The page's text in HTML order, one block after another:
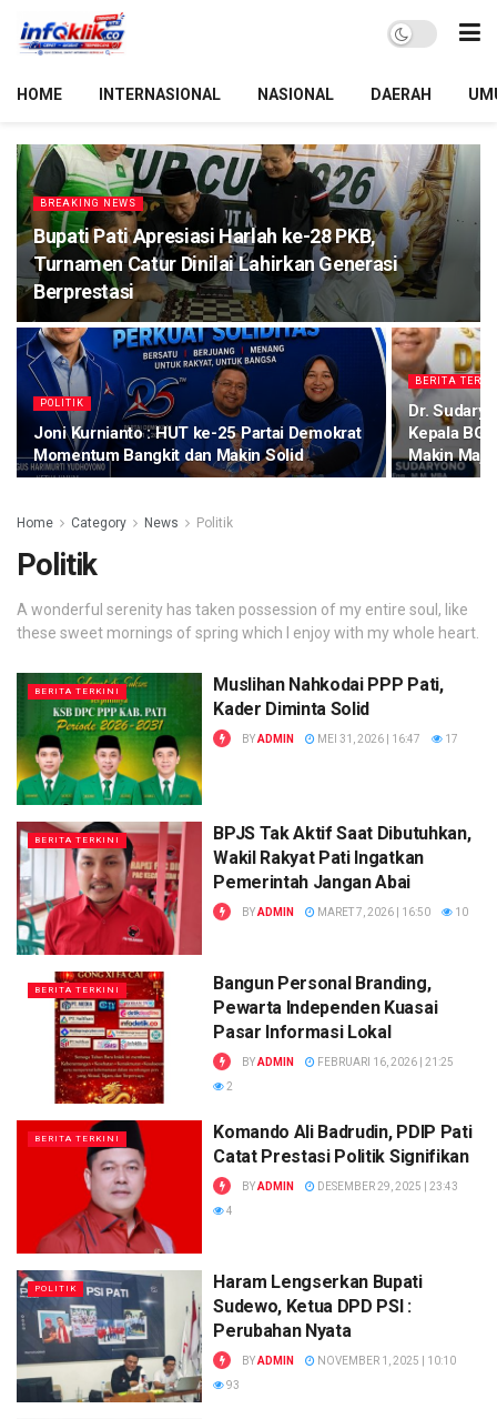
HOME INTERNASIONAL NASIONAL DAERAH
BREAKING NEWS
Bupati Pati Apresiasi Harlah ke-28 PKB,
Turnamen Catur Dinilai Lahirkan Generasi
Berprestasi
POLITIK
Joni Kurnianto : HUT ke-25 Partai Demokrat
Momentum Bangkit dan Makin Solid
BERITA
Dr.
Kepala
Makin Maju
Home Category News Politik
Politik
A wonderful serenity has taken possession of my entire soul, like
these sweet mornings of spring which I enjoy with my whole heart.
BERITA TERKINI
Muslihan Nahkodai PPP Pati,
Kader Diminta Solid
BYADMIN MEI 31, 2026 | 16:47 17
BERITA TERKINI
BPJS Tak Aktif Saat Dibutuhkan,
Wakil Rakyat Pati Ingatkan
Pemerintah Jangan Abai
BYADMIN MARET 7, 2026 | 16:50 10
BERITA TERKINI
Bangun Personal Branding,
Pewarta Independen Kuasai
Pasar Informasi Lokal
BYADMIN
FEBRUARI 16, 2026 | 21:25
2
BERITA TERKINI
Komando Ali Badrudin, PDIP Pati
Catat Prestasi Politik Signifikan
BYADMIN
DESEMBER 29, 2025 | 23:43
4
POLITIK
Haram Lengserkan Bupati
Sudewo, Ketua DPD PSI :
Perubahan Nyata
BYADMIN
NOVEMBER 1, 2025 | 10:10
93